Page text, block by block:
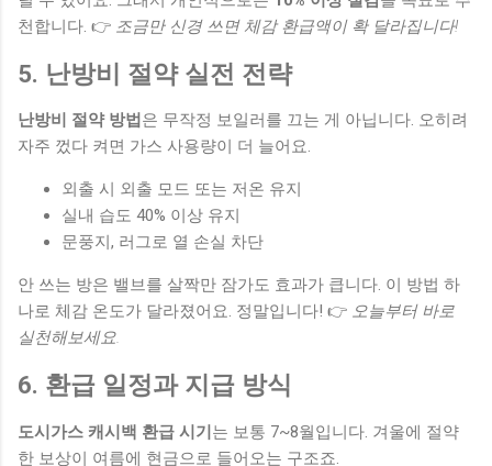
천합니다. 👉 조금만 신경 쓰면 체감 환급액이 확 달라집니다!
5. 난방비 절약 실전 전략
난방비 절약 방법 은 무작정 보일러를 끄는 게 아닙니다. 오히려
자주 껐다 켜면 가스 사용량이 더 늘어요.
외출 시 외출 모드 또는 저온 유지
실내 습도 40% 이상 유지
문풍지, 러그로 열 손실 차단
안 쓰는 방은 밸브를 살짝만 잠가도 효과가 큽니다. 이 방법 하
나로 체감 온도가 달라졌어요. 정말입니다! 👉 오늘부터 바로
실천해보세요.
6. 환급 일정과 지급 방식
도시가스 캐시백 환급 시기 는 보통 7~8월입니다. 겨울에 절약
한 보상이 여름에 현금으로 들어오는 구조죠.